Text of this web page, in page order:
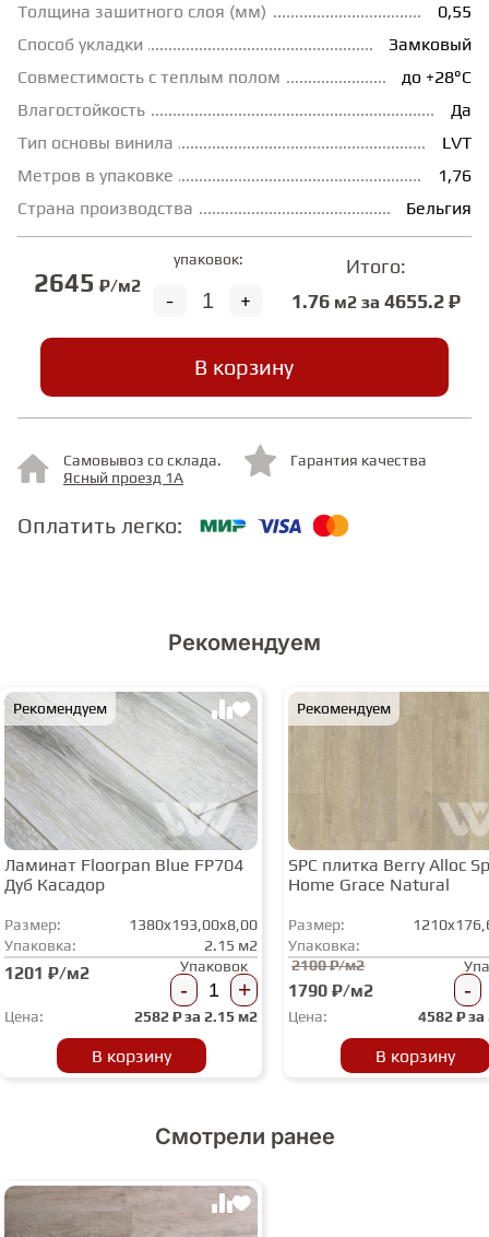
ЭКОМАССИВ
ИСКУССТВЕННАЯ ТРАВА
ИНЖЕНЕРНЫЙ МОДУЛЬ
СТУПЕНИ
МИНЕРАЛЬНО-КАМЕННЫЙ
ЛАМИНАТ MSPC
ЛАМИНАТ SWF
Толщина зашитного слоя (мм)
0,55
Способ укладки
Замковый
Совместимость с теплым полом
до +28°С
Влагостойкость
Да
Тип основы винила
LVT
Метров в упаковке
1,76
Страна производства
Бельгия
2645 ₽/м2
упаковок:
+
-
Итого:
1.76м2 за 4655.2 ₽
В корзину
Самовывоз со склада.
Ясный проезд 1А
Гарантия качества
Оплатить легко:
Рекомендуем
Рекомендуем
Ламинат Floorpan Blue FP704
Дуб Касадор
Размер:
1380x193,00x8,00
Упаковка:
2.15 м2
1201 ₽/м2 Упаковок
- +
Цена: 2582₽ за 2.15 м2
В корзину
Рекомендуем
SPC плитка Berry Alloc
Home Grace Natural
Размер:
Упаковка:
2100 ₽/м2
1790 ₽/м2 -
Цена: 4582₽ за
В корзину
Смотрели ранее